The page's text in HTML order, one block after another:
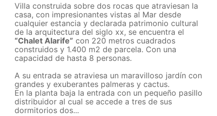
Villa construida sobre dos rocas que atraviesan la
casa, con impresionantes vistas al Mar desde
cualquier estancia y declarada patrimonio cultural
de la arquitectura del siglo xx, se encuentra el
“Chalet Alarife” con 220 metros cuadrados
construidos y 1.400 m2 de parcela. Con una
capacidad de hasta 8 personas.
A su entrada se atraviesa un maravilloso jardín con
grandes y exuberantes palmeras y cactus.
En la planta baja la entrada con un pequeño pasillo
distribuidor al cual se accede a tres de sus
dormitorios dos...